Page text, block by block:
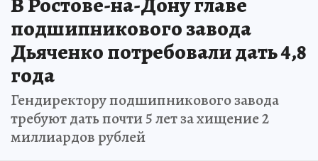
подшипникового завода
Дьяченко потребовали дать 4,8
года
Гендиректору подшипникового завода
требуют дать почти 5 лет за хищение 2
миллиардов рублей